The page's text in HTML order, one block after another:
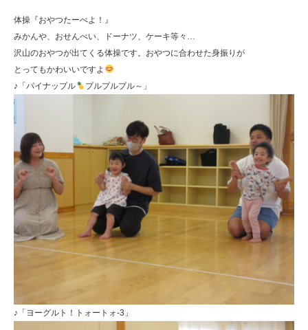
明
善
園
幼
保
連
携
型
認
定
こ
ど
も
体操『おやつたーべよ！』
みかんや、おせんべい、ドーナツ、ケーキ等々…
沢山のおやつが出てくる体操です。おやつに合わせた身振りが
とってもかわいいですよ
♪「パイナップル
プルプルプル～」
♪「ヨーグルト！トォートォ-3」